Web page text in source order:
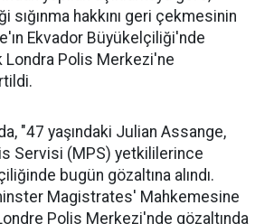
sığınma hakkını geri çekmesinin
Ekvador Büyükelçiliği'nde
Londra Polis Merkezi'ne
"47 yaşındaki Julian Assange,
Servisi (MPS) yetkililerince
bugün gözaltına alındı.
Magistrates' Mahkemesine
Polis Merkezi'nde gözaltında